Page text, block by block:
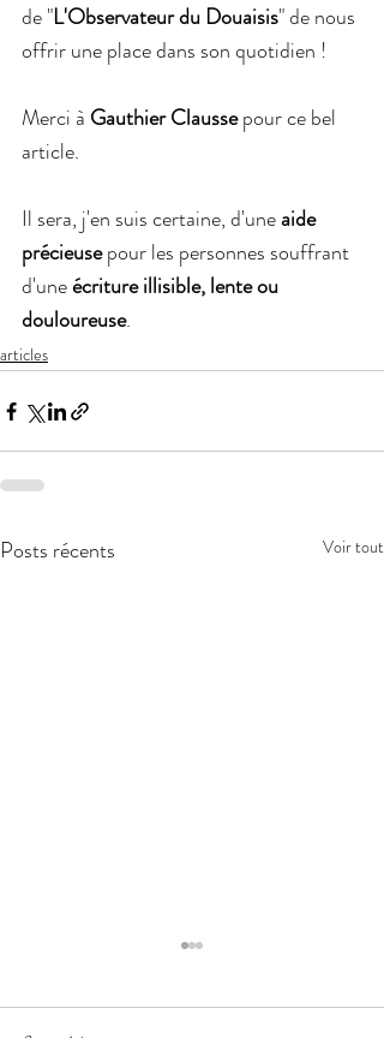
de "L'Observateur du Douaisis" de nous
offrir une place dans son quotidien !
Merci à Gauthier Clausse pour ce bel
article.
Il sera, j'en suis certaine, d'une aide
précieuse pour les personnes souffrant
d'une écriture illisible, lente ou
douloureuse.
articles
Posts récents Voir tout